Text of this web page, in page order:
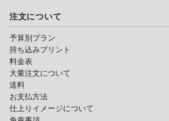
注文について
予算別プラン
持ち込みプリント
料金表
大量注文について
送料
お支払方法
仕上りイメージについて